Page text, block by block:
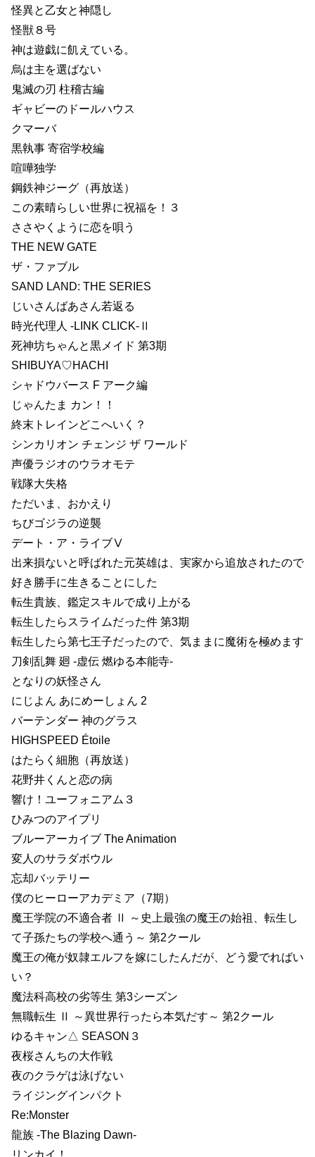
怪異と乙女と神隠し
怪獣８号
神は遊戯に飢えている。
烏は主を選ばない
鬼滅の刃 柱稽古編
ギャビーのドールハウス
クマーバ
黒執事 寄宿学校編
喧嘩独学
鋼鉄神ジーグ（再放送）
この素晴らしい世界に祝福を！３
ささやくように恋を唄う
THE NEW GATE
ザ・ファブル
SAND LAND: THE SERIES
じいさんばあさん若返る
時光代理人 -LINK CLICK-Ⅱ
死神坊ちゃんと黒メイド 第3期
SHIBUYA♡HACHI
シャドウバース F アーク編
じゃんたま カン！！
終末トレインどこへいく？
シンカリオン チェンジ ザ ワールド
声優ラジオのウラオモテ
戦隊大失格
ただいま、おかえり
ちびゴジラの逆襲
デート・ア・ライブⅤ
出来損ないと呼ばれた元英雄は、実家から追放されたので
好き勝手に生きることにした
転生貴族、鑑定スキルで成り上がる
転生したらスライムだった件 第3期
転生したら第七王子だったので、気ままに魔術を極めます
刀剣乱舞 廻 -虚伝 燃ゆる本能寺-
となりの妖怪さん
にじよん あにめーしょん 2
バーテンダー 神のグラス
HIGHSPEED Étoile
はたらく細胞（再放送）
花野井くんと恋の病
響け！ユーフォニアム３
ひみつのアイプリ
ブルーアーカイブ The Animation
変人のサラダボウル
忘却バッテリー
僕のヒーローアカデミア（7期）
魔王学院の不適合者 Ⅱ ～史上最強の魔王の始祖、転生し
て子孫たちの学校へ通う～ 第2クール
魔王の俺が奴隷エルフを嫁にしたんだが、どう愛でればい
い？
魔法科高校の劣等生 第3シーズン
無職転生 Ⅱ ～異世界行ったら本気だす～ 第2クール
ゆるキャン△ SEASON３
夜桜さんちの大作戦
夜のクラゲは泳げない
ライジングインパクト
Re:Monster
龍族 -The Blazing Dawn-
リンカイ！